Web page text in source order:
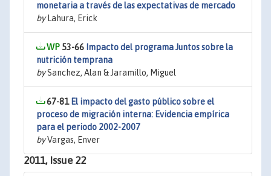
monetaria a través de las expectativas de mercado
byLahura, Erick
53-66 Impacto del programa Juntos sobre la
nutrición temprana
bySanchez, Alan & Jaramillo, Miguel
67-81 El impacto del gasto público sobre el
proceso de migración interna: Evidencia empírica
para el periodo 2002-2007
byVargas, Enver
2011, Issue 22